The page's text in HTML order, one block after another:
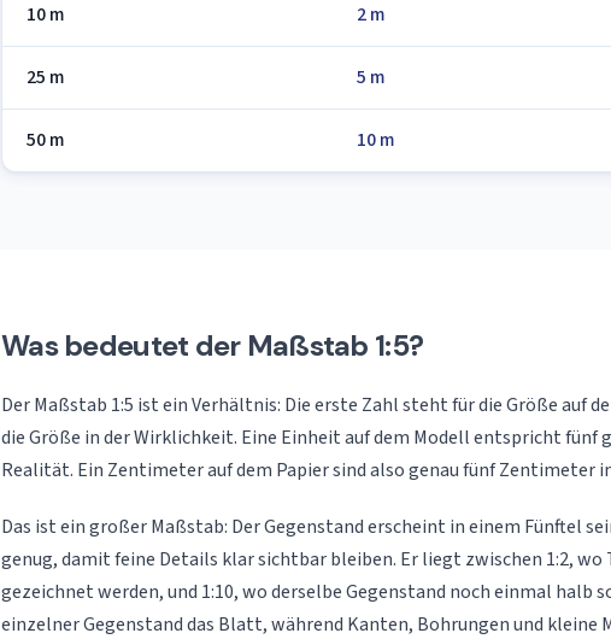
10 m 2 m
25 m 5 m
50 m 10 m
Was bedeutet der Maßstab 1:5?
Der Maßstab 1:5 ist ein Verhältnis: Die erste Zahl steht für die Größe auf
die Größe in der Wirklichkeit. Eine Einheit auf dem Modell entspricht fünf
Realität. Ein Zentimeter auf dem Papier sind also genau fünf Zentimeter
Das ist ein großer Maßstab: Der Gegenstand erscheint in einem Fünftel
genug, damit feine Details klar sichtbar bleiben. Er liegt zwischen 1:2,
gezeichnet werden, und 1:10, wo derselbe Gegenstand noch einmal halb
einzelner Gegenstand das Blatt, während Kanten, Bohrungen und kleine